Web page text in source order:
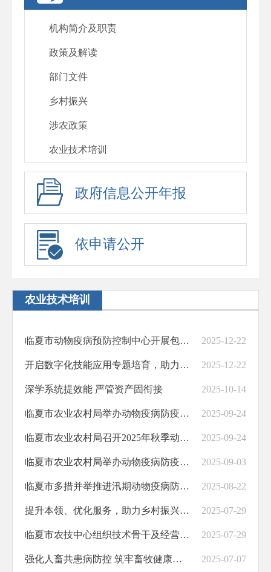
机构简介及职责
政策及解读
部门文件
乡村振兴
涉农政策
农业技术培训
政府信息公开年报
依申请公开
农业技术培训
临夏市动物疫病预防控制中心开展包虫病荷虫囊检测工作 2025-12-22
开启数字化技能应用专题培育，助力临夏市农业高质量发展—2025年临夏市高素质农民培育新型经营主体数字化技能应用能力提升专题班开班 2025-12-22
深学系统提效能 严管资产固衔接 2025-10-14
临夏市农业农村局举办动物疫病防疫员技术培训会 2025-09-24
临夏市农业农村局召开2025年秋季动物防疫暨人畜共患病联防联控工作会 2025-09-24
临夏市农业农村局举办动物疫病防疫员技术培训会 2025-09-03
临夏市多措并举推进汛期动物疫病防控工作 2025-08-22
提升本领、优化服务，助力乡村振兴---临夏市东西协作暨基层干部能力提升培训班第一期开班 2025-07-29
临夏市农技中心组织技术骨干及经营主体参加全州农技骨干暨新型经营主体现场教学培训会 2025-07-29
强化人畜共患病防控 筑牢畜牧健康防护墙 2025-07-07